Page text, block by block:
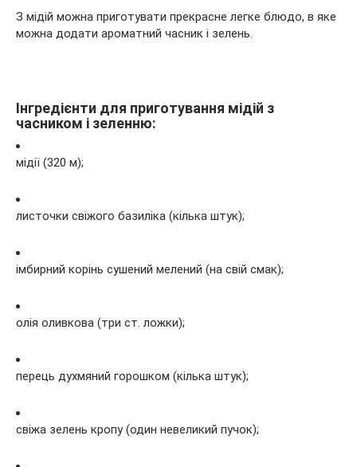
З мідій можна приготувати прекрасне легке блюдо, в яке
можна додати ароматний часник і зелень.
Інгредієнти для приготування мідій з
часником і зеленню:
мідії (320 м);
листочки свіжого базиліка (кілька штук);
імбирний корінь сушений мелений (на свій смак);
олія оливкова (три ст. ложки);
перець духмяний горошком (кілька штук);
свіжа зелень кропу (один невеликий пучок);